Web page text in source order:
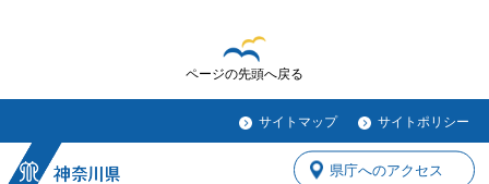
ページの先頭へ戻る
サイトマップ サイトポリシー
県庁へのアクセス